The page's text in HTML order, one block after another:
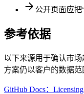
公开页面应把
参考依据
以下来源用于确认市
方案仍以客户的数据范
GitHub Docs：